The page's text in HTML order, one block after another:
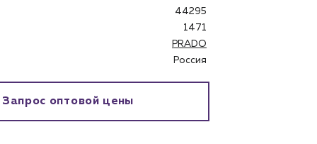
44295
1471
PRADO
Россия
Запрос оптовой цены